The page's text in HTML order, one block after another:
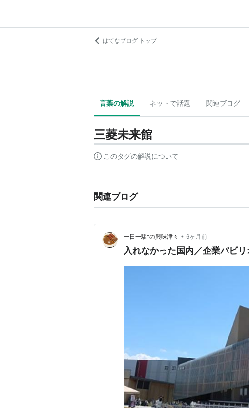
はてなブログ トップ
言葉の解説 ネットで話題 関連ブログ
三菱未来館
このタグの解説について
関連ブログ
一日一駅⁺の興味津々 • 6ヶ月前
入れなかった国内／企業パビリ